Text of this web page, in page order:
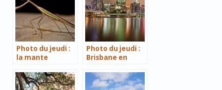
Photo du jeudi :
la mante
Tasmanie
Photo du jeudi :
Brisbane en